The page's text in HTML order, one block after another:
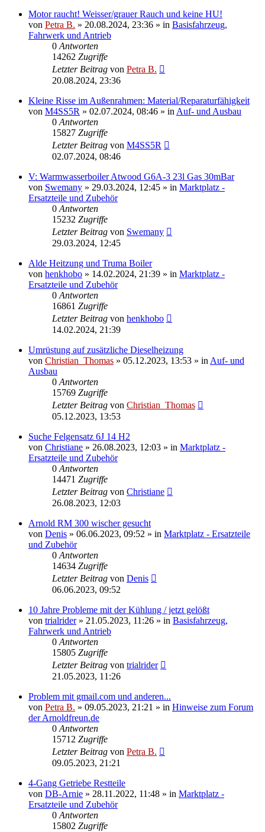
Motor raucht! Weisser/grauer Rauch und keine HU!
von Petra B. » 20.08.2024, 23:36 » in Basisfahrzeug,
Fahrwerk und Antrieb
0Antworten
14262 Zugriffe
Letzter Beitrag von Petra B.
20.08.2024, 23:36
Kleine Risse im Außenrahmen: Material/Reparaturfähigkeit
von M4SS5R » 02.07.2024, 08:46 » inAuf- und Ausbau
0Antworten
15827 Zugriffe
Letzter Beitrag von M4SS5R
02.07.2024, 08:46
V: Warmwasserboiler Atwood G6A-3 23l Gas 30mBar
von Swemany » 29.03.2024, 12:45 » in Marktplatz -
Ersatzteile und Zubehör
0Antworten
15232 Zugriffe
Letzter Beitrag von Swemany
29.03.2024, 12:45
Alde Heitzung und Truma Boiler
von henkhobo » 14.02.2024, 21:39 » in Marktplatz -
Ersatzteile und Zubehör
0Antworten
16861 Zugriffe
Letzter Beitrag von henkhobo
14.02.2024, 21:39
Umrüstung auf zusätzliche Dieselheizung
von Christian_Thomas » 05.12.2023, 13:53 » inAuf- und
Ausbau
0Antworten
15769 Zugriffe
Letzter Beitrag von Christian_Thomas
05.12.2023, 13:53
Suche Felgensatz 6J 14 H2
von Christiane » 26.08.2023, 12:03 » in Marktplatz -
Ersatzteile und Zubehör
0Antworten
14471 Zugriffe
Letzter Beitrag von Christiane
26.08.2023, 12:03
Arnold RM 300 wischer gesucht
von Denis » 06.06.2023, 09:52 » in Marktplatz - Ersatzteile
und Zubehör
0Antworten
14634 Zugriffe
Letzter Beitrag von Denis
06.06.2023, 09:52
10 Jahre Probleme mit der Kühlung / jetzt gelößt
von trialrider» 21.05.2023, 11:26 » in Basisfahrzeug,
Fahrwerk und Antrieb
0Antworten
15805 Zugriffe
Letzter Beitrag von trialrider
21.05.2023, 11:26
Problem mit gmail.com und anderen...
von Petra B. » 09.05.2023, 21:21 » in Hinweise zum Forum
der Arnoldfreun.de
0Antworten
15712 Zugriffe
Letzter Beitrag von Petra B.
09.05.2023, 21:21
4-Gang Getriebe Restteile
von DB-Arnie » 28.11.2022, 11:48 » in Marktplatz -
Ersatzteile und Zubehör
0Antworten
15802 Zugriffe